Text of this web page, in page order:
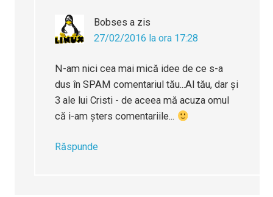
Bobses a zis
27/02/2016 la ora 17:28
N-am nici cea mai mică idee de ce s-a
dus în SPAM comentariul tău...Al tău, dar și
3 ale lui Cristi - de aceea mă acuza omul
că i-am șters comentariile...
Răspunde